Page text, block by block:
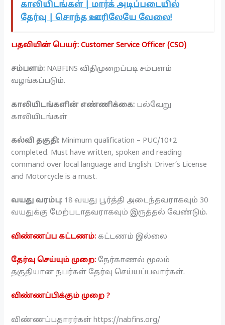
காலியிடங்கள் | மார்க் அடிப்படையில்
தேர்வு | சொந்த ஊரிலேயே வேலை!
பதவியின் பெயர்: Customer Service Officer (CSO)
சம்பளம்: NABFINS விதிமுறைப்படி சம்பளம்
வழங்கப்படும்.
காலியிடங்களின் எண்ணிக்கை: பல்வேறு
காலியிடங்கள்
கல்வி தகுதி: Minimum qualification – PUC/10+2
completed. Must have written, spoken and reading
command over local language and English. Driver’s License
and Motorcycle is a must.
வயது வரம்பு: 18 வயது பூர்த்தி அடைந்தவராகவும் 30
வயதுக்கு மேற்படாதவராகவும் இருத்தல் வேண்டும்.
விண்ணப்ப கட்டணம்:கட்டணம் இல்லை
தேர்வு செய்யும் முறை:நேர்காணல் மூலம்
தகுதியான நபர்கள் தேர்வு செய்யப்பவார்கள்.
விண்ணப்பிக்கும் முறை ?
விண்ணப்பதாரர்கள் https://nabfins.org/